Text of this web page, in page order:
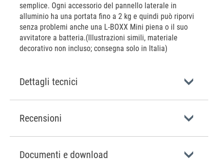
semplice. Ogni accessorio del pannello laterale in
alluminio ha una portata fino a 2 kg e quindi può riporvi
senza problemi anche una L-BOXX Mini piena o il suo
avvitatore a batteria.(Illustrazioni simili, materiale
decorativo non incluso; consegna solo in Italia)
Dettagli tecnici
Recensioni
Documenti e download